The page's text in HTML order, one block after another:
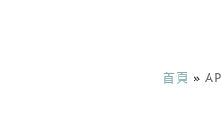
首頁 »